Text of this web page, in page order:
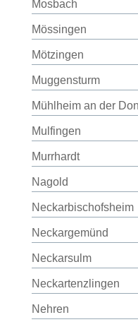
Mosbach
Mössingen
Mötzingen
Muggensturm
Mühlheim an der
Mulfingen
Murrhardt
Nagold
Neckarbischofsheim
Neckargemünd
Neckarsulm
Neckartenzlingen
Nehren